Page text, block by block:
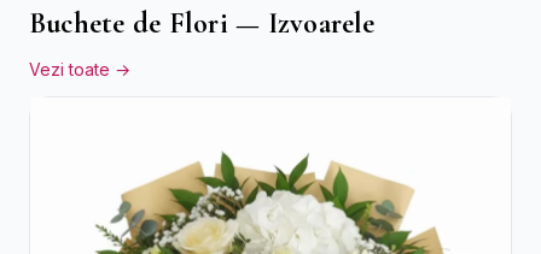
Buchete de Flori — Izvoarele
Vezi toate →